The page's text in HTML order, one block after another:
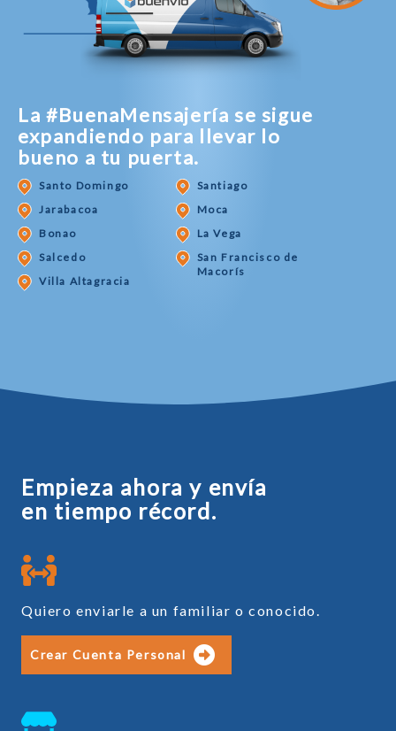
La #BuenaMensajería se sigue
expandiendo para llevar lo
bueno a tu puerta.
Santo Domingo
Jarabacoa
Bonao
Salcedo
Villa Altagracia
Santiago
Moca
La Vega
San Francisco de
Macorís
Empieza ahora y envía
en tiempo récord.
Quiero enviarle a un familiar o conocido.
Crear Cuenta Personal